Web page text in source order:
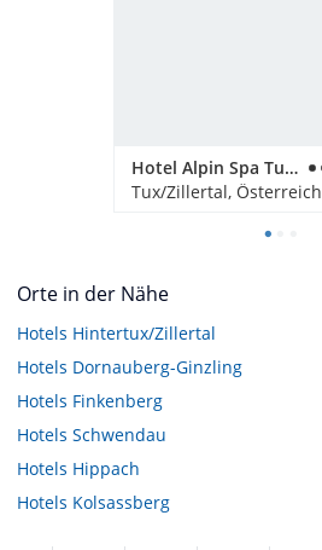
Hotel Alpin Spa Tuxerhof
Tux/Zillertal, Österreich
Orte in der Nähe
Hotels Hintertux/Zillertal
Hotels Dornauberg-Ginzling
Hotels Finkenberg
Hotels Schwendau
Hotels Hippach
Hotels Kolsassberg